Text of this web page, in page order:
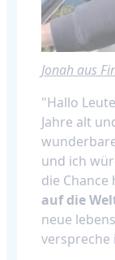
Jonah aus
"Hallo
Jahre alt
und ich
die
auf die
neue
verspreche